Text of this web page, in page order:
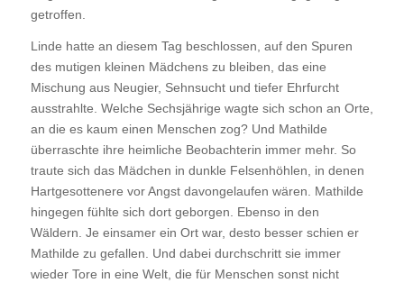
getroffen.
Linde hatte an diesem Tag beschlossen, auf den Spuren
des mutigen kleinen Mädchens zu bleiben, das eine
Mischung aus Neugier, Sehnsucht und tiefer Ehrfurcht
ausstrahlte. Welche Sechsjährige wagte sich schon an Orte,
an die es kaum einen Menschen zog? Und Mathilde
überraschte ihre heimliche Beobachterin immer mehr. So
traute sich das Mädchen in dunkle Felsenhöhlen, in denen
Hartgesottenere vor Angst davongelaufen wären. Mathilde
hingegen fühlte sich dort geborgen. Ebenso in den
Wäldern. Je einsamer ein Ort war, desto besser schien er
Mathilde zu gefallen. Und dabei durchschritt sie immer
wieder Tore in eine Welt, die für Menschen sonst nicht